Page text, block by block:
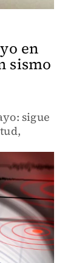
en
sismo
sigue